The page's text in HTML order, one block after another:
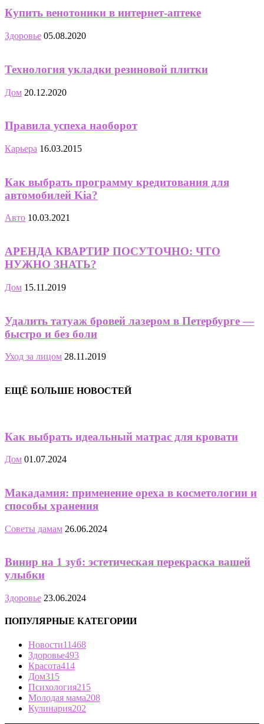
Купить венотоники в интернет-аптеке
Здоровье 05.08.2020
Технология укладки резиновой плитки
Дом 20.12.2020
Правила успеха наоборот
Карьера 16.03.2015
Как выбрать программу кредитования для
автомобилей Kia?
Авто 10.03.2021
АРЕНДА КВАРТИР ПОСУТОЧНО: ЧТО
НУЖНО ЗНАТЬ?
Дом 15.11.2019
Удалить татуаж бровей лазером в Петербурге —
быстро и без боли
Уход за лицом 28.11.2019
ЕЩЁ БОЛЬШЕ НОВОСТЕЙ
Как выбрать идеальный матрас для кровати
Дом 01.07.2024
Макадамия: применение ореха в косметологии и
способы хранения
Советы дамам 26.06.2024
Винир на 1 зуб: эстетическая перекраска вашей
улыбки
Здоровье 23.06.2024
ПОПУЛЯРНЫЕ КАТЕГОРИИ
Новости11468
Здоровье493
Красота414
Дом315
Психология215
Молодая мама208
Кулинария202